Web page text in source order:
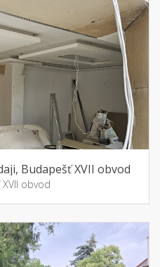
Budapešť XVII obvod
obvod